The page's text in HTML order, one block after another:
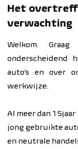
Het
verwachting
Welkom.
onderscheidend
auto’s en over
werkwijze.
Al meer dan 15
jong gebruikte
en neutrale